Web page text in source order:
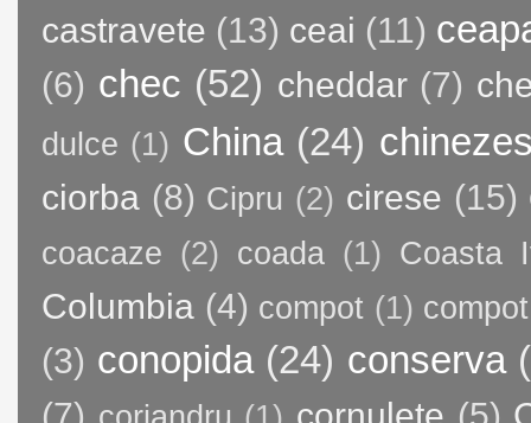
castravete (13) ceai (11)
(6) chec (52) cheddar (7)
dulce (1) China (24)
ciorba (8) Cipru (2) cirese (15)
coacaze (2) coada (1) Coasta
Columbia (4) compot (1)
(3) conopida (24) conserva